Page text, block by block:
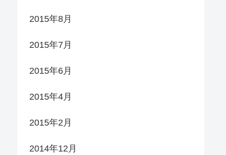
2015年8月
2015年7月
2015年6月
2015年4月
2015年2月
2014年12月